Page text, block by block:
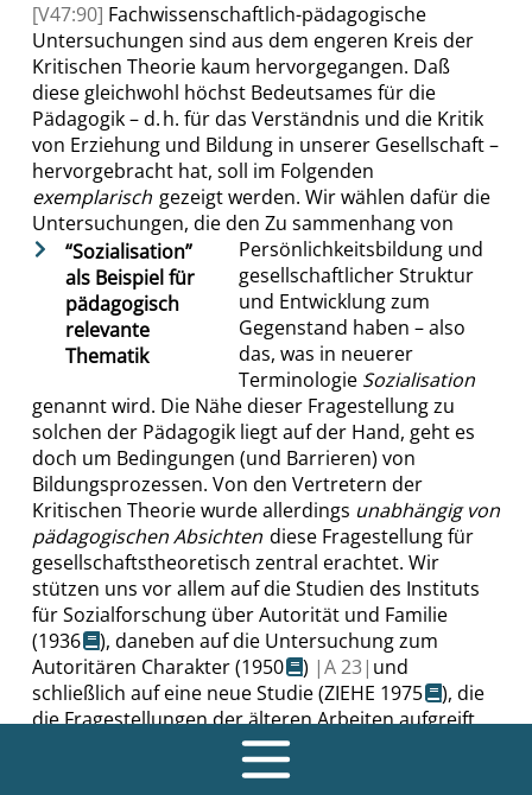
[V47:90] Fachwissenschaftlich-pädagogische
Untersuchungen sind aus dem engeren Kreis der
Kritischen Theorie kaum hervorgegangen. Daß
diese gleichwohl höchst Bedeutsames für die
Pädagogik – d. h. für das Verständnis und die Kritik
von Erziehung und Bildung in unserer Gesellschaft –
hervorgebracht hat, soll im Folgenden
exemplarisch gezeigt werden. Wir wählen dafür die
Untersuchungen, die den Zu
“Sozialisation”
als Beispiel für
pädagogisch
relevante
Thematik
sammenhang von
Persönlichkeitsbildung und
gesellschaftlicher Struktur
und Entwicklung zum
Gegenstand haben – also
das, was in neuerer
Terminologie Sozialisation
genannt wird. Die Nähe dieser Fragestellung zu
solchen der Pädagogik liegt auf der Hand, geht es
doch um Bedingungen (und Barrieren) von
Bildungsprozessen. Von den Vertretern der
Kritischen Theorie wurde allerdings unabhängig von
pädagogischen Absichten diese Fragestellung für
gesellschaftstheoretisch zentral erachtet. Wir
stützen uns vor allem auf die Studien des Instituts
für Sozialforschung über Autorität und Familie
(1936
), daneben auf die Untersuchung zum
Autoritären Charakter (1950 ) |A23| und
schließlich auf eine neue Studie (ZIEHE 1975
), die
die Fragestellungen der älteren Arbeiten aufgreift
und auf die gegenwärtige Situation bezieht.